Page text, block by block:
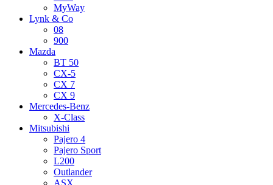
MyWay
Lynk & Co
08
900
Mazda
BT 50
CX-5
CX 7
CX 9
Mercedes-Benz
X-Class
Mitsubishi
Pajero 4
Pajero Sport
L200
Outlander
ASX